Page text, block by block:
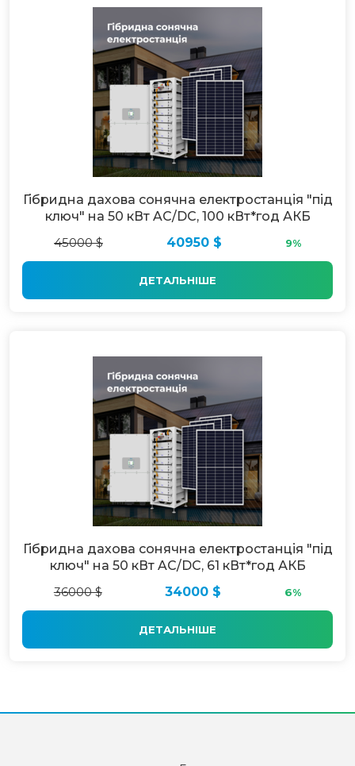
Гібридна дахова сонячна електростанція "під
ключ" на 50 кВт AC/DC, 100 кВт*год АКБ
45000 $
40950 $ 9%
ДЕТАЛЬНІШЕ
Гібридна дахова сонячна електростанція "під
ключ" на 50 кВт AC/DC, 61 кВт*год АКБ
36000 $
34000 $ 6%
ДЕТАЛЬНІШЕ